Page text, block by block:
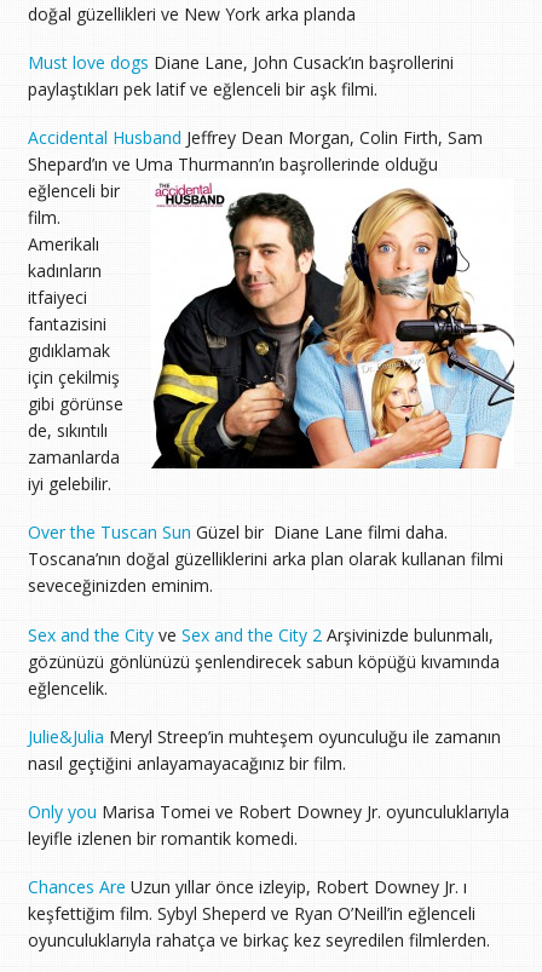
doğal güzellikleri ve New York arka planda
Must love dogs Diane Lane, John Cusack’ın başrollerini
paylaştıkları pek latif ve eğlenceli bir aşk filmi.
Accidental Husband Jeffrey Dean Morgan, Colin Firth, Sam
Shepard’ın ve Uma Thurmann’ın başrollerinde olduğu
eğlenceli bir
film.
Amerikalı
kadınların
itfaiyeci
fantazisini
gıdıklamak
için çekilmiş
gibi görünse
de, sıkıntılı
zamanlarda
iyi gelebilir.
Over the Tuscan Sun Güzel bir Diane Lane filmi daha.
Toscana’nın doğal güzelliklerini arka plan olarak kullanan filmi
seveceğinizden eminim.
Sex and the Cityve Sex and the City 2 Arşivinizde bulunmalı,
gözünüzü gönlünüzü şenlendirecek sabun köpüğü kıvamında
eğlencelik.
Julie&Julia Meryl Streep’in muhteşem oyunculuğu ile zamanın
nasıl geçtiğini anlayamayacağınız bir film.
Only you Marisa Tomei ve Robert Downey Jr. oyunculuklarıyla
leyifle izlenen bir romantik komedi.
Chances Are Uzun yıllar önce izleyip, Robert Downey Jr. ı
keşfettiğim film. Sybyl Sheperd ve Ryan O’Neill’in eğlenceli
oyunculuklarıyla rahatça ve birkaç kez seyredilen filmlerden.